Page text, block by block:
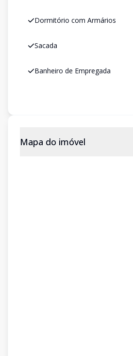
Dormitório com Armários
Sacada
Banheiro de Empregada
Mapa do imóvel